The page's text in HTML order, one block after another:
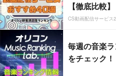
【徹底比較】
CS動画配信サービス
毎週の音楽
をチェック！